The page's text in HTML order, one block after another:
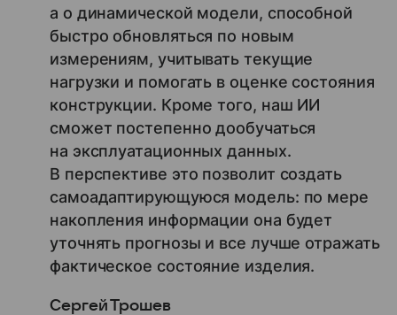
а о динамической модели, способной
быстро обновляться по новым
измерениям, учитывать текущие
нагрузки и помогать в оценке состояния
конструкции. Кроме того, наш ИИ
сможет постепенно дообучаться
на эксплуатационных данных.
В перспективе это позволит создать
самоадаптирующуюся модель: по мере
накопления информации она будет
уточнять прогнозы и все лучше отражать
фактическое состояние изделия.
Сергей Трошев